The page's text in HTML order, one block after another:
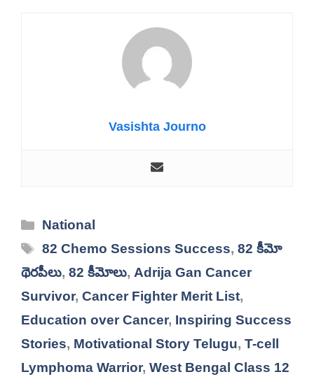
Vasishta Journo
Categories
National
Tags
82 Chemo Sessions Success,82 కీమో
థెరపీలు, 82 కీమోలు, Adrija Gan Cancer
Survivor, Cancer Fighter Merit List,
Education over Cancer, Inspiring Success
Stories, Motivational Story Telugu, T-cell
Lymphoma Warrior, West Bengal Class 12